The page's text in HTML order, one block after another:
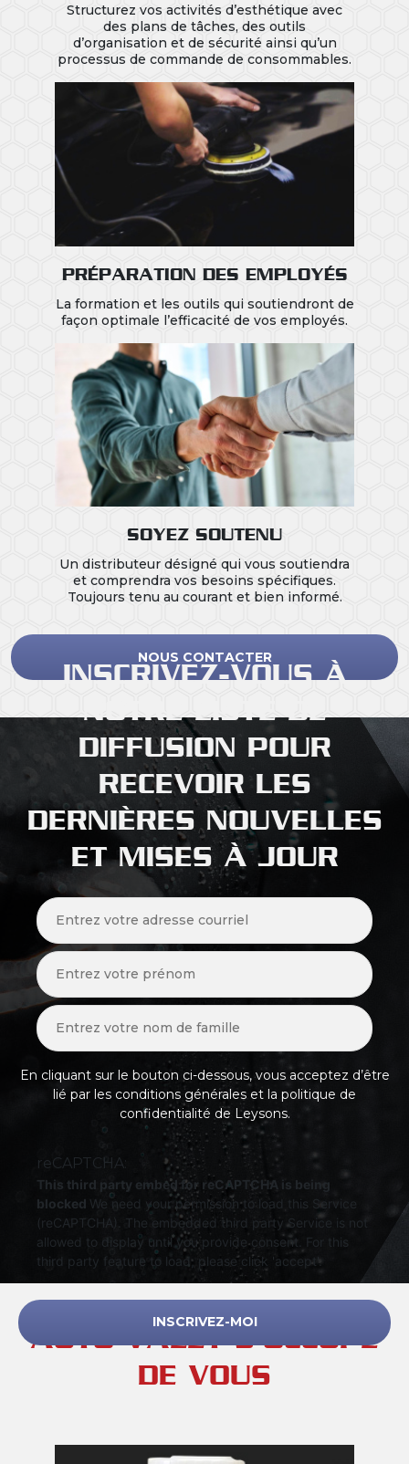
Structurez vos activités d’esthétique avec
des plans de tâches, des outils
d’organisation et de sécurité ainsi qu’un
processus de commande de consommables.
PRÉPARATION DES EMPLOYÉS
La formation et les outils qui soutiendront de
façon optimale l’efficacité de vos employés.
SOYEZ SOUTENU
Un distributeur désigné qui vous soutiendra
et comprendra vos besoins spécifiques.
Toujours tenu au courant et bien informé.
NOUS CONTACTER
INSCRIVEZ-VOUS À
NOTRE LISTE DE
DIFFUSION POUR
RECEVOIR LES
DERNIÈRES NOUVELLES
ET MISES À JOUR
En cliquant sur le bouton ci-dessous, vous acceptez d’être
lié par les conditions générales et la politique de
confidentialité de Leysons.
reCAPTCHA:
This third party embed for reCAPTCHA is being
blocked We need your permission to load this Service
(reCAPTCHA). The embedded third party Service is not
allowed to display until you provide consent. For this
third party feature to load, please click 'accept'.
AUTO VALET S’OCCUPE
DE VOUS